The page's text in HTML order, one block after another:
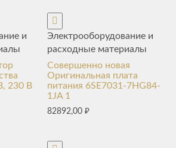
и
230 В
Электрооборудование и
расходные материалы
Совершенно новая
Оригинальная плата
питания 6SE7031-7HG84-
1JA 1
82892,00₽